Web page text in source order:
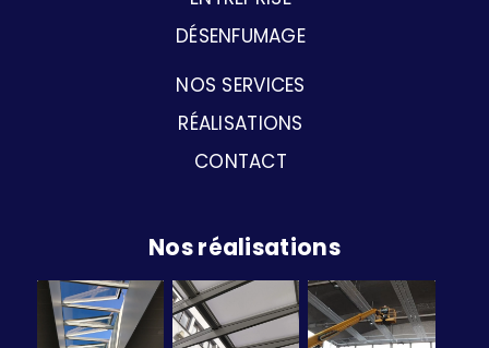
DÉSENFUMAGE
NOS SERVICES
RÉALISATIONS
CONTACT
Nos réalisations